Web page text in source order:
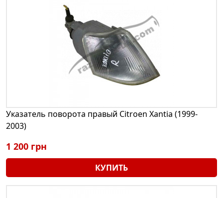
Указатель поворота правый Citroen Xantia (1999-
2003)
1 200 грн
КУПИТЬ